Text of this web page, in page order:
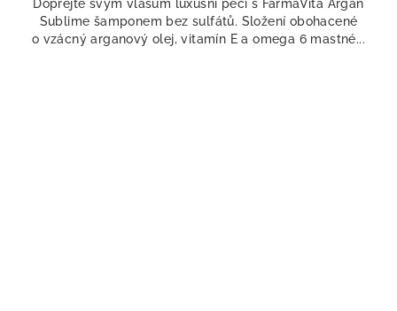
z
5
hvězdiček.
Dopřejte svým vlasům luxusní péči s FarmaVita Argan
Sublime šamponem bez sulfátů. Složení obohacené
o vzácný arganový olej, vitamín E a omega 6 mastné...